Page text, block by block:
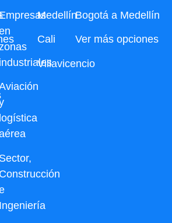
industriales
logística
Sector,
Construcción
Ingeniería
Medellín
Cali
Villavicencio
Bogotá a Medellín
Ver más opciones